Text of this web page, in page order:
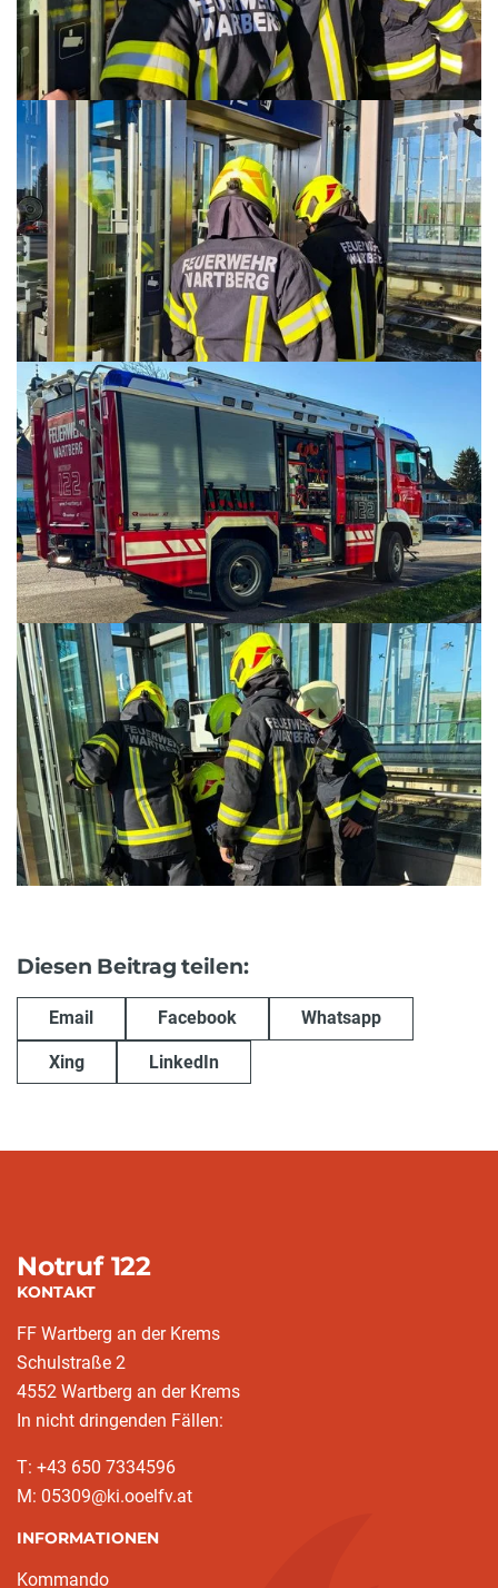
Diesen Beitrag teilen:
Email Facebook Whatsapp
Xing LinkedIn
Notruf 122
KONTAKT
FF Wartberg an der Krems
Schulstraße 2
4552 Wartberg an der Krems
In nicht dringenden Fällen:
T: +43 650 7334596
M: 05309@ki.ooelfv.at
INFORMATIONEN
Kommando